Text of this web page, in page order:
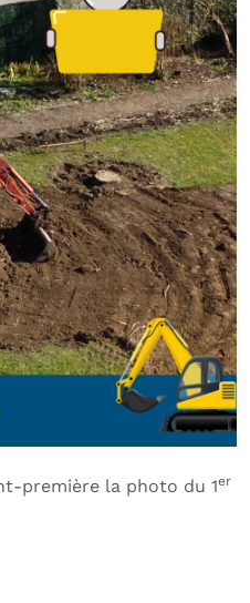
première la photo du 1er